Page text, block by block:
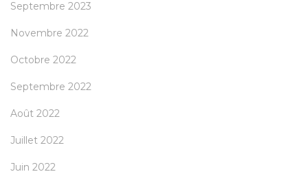
Septembre 2023
Novembre 2022
Octobre 2022
Septembre 2022
Août 2022
Juillet 2022
Juin 2022